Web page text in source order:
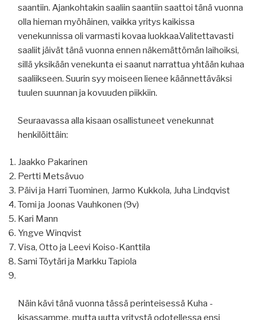
saantiin. Ajankohtakin saaliin saantiin saattoi tänä vuonna
olla hieman myöhäinen, vaikka yritys kaikissa
venekunnissa oli varmasti kovaa luokkaa.Valitettavasti
saaliit jäivät tänä vuonna ennen näkemättömän laihoiksi,
sillä yksikään venekunta ei saanut narrattua yhtään kuhaa
saaliikseen. Suurin syy moiseen lienee käännettäväksi
tuulen suunnan ja kovuuden piikkiin.
Seuraavassa alla kisaan osallistuneet venekunnat
henkilöittäin:
Jaakko Pakarinen
Pertti Metsävuo
Päivi ja Harri Tuominen, Jarmo Kukkola, Juha Lindqvist
Tomi ja Joonas Vauhkonen (9v)
Kari Mann
Yngve Winqvist
Visa, Otto ja Leevi Koiso-Kanttila
Sami Töytäri ja Markku Tapiola
Näin kävi tänä vuonna tässä perinteisessä Kuha -
kisassamme, mutta uutta yritystä odotellessa ensi